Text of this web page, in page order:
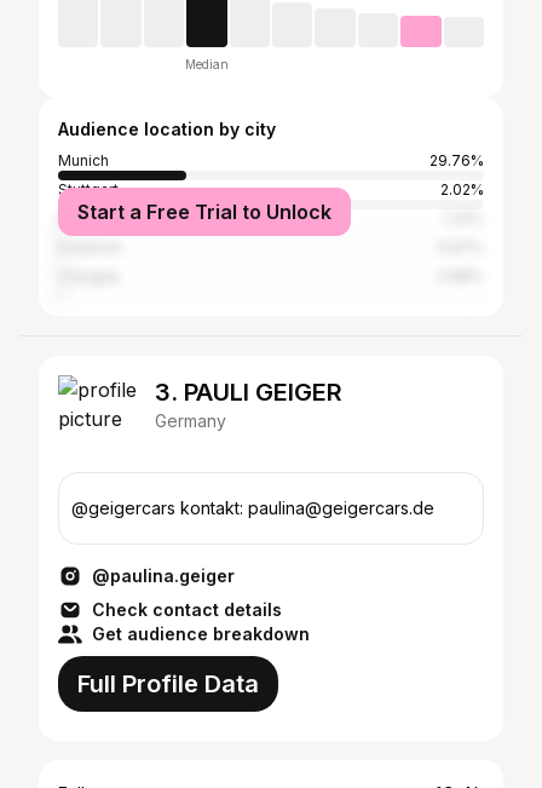
Median
Audience location by city
Munich
29.76%
Stuttgart
2.02%
Berlin
Start a Free Trial to Unlock
3. PAULI GEIGER
Germany
@geigercars kontakt: paulina@geigercars.de
@paulina.geiger
Check contact details
Get audience breakdown
Full Profile Data